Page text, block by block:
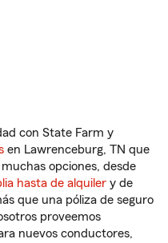
con State Farm y
en Lawrenceburg, TN que
opciones, desde
hasta de alquiler y de
que una póliza de seguro
proveemos
nuevos conductores,